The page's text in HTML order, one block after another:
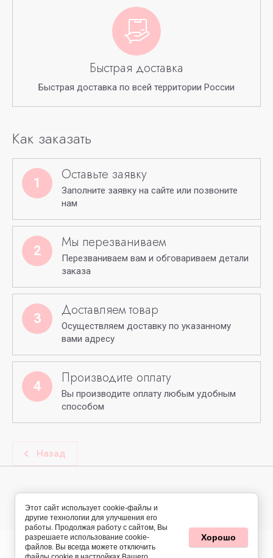
Быстрая доставка
Быстрая доставка по всей территории России
Как заказать
1 Оставьте заявку
Заполните заявку на сайте или позвоните
нам
2 Мы перезваниваем
Перезваниваем вам и обговариваем детали
заказа
3 Доставляем товар
Осуществляем доставку по указанному
вами адресу
4 Производите оплату
Вы производите оплату любым удобным
способом
Назад
© 2024 - 2026 Твой стиль - Твой выбор
Этот сайт использует cookie-файлы и
другие технологии для улучшения его
работы. Продолжая работу с сайтом, Вы
разрешаете использование cookie-
файлов. Вы всегда можете отключить
Хорошо